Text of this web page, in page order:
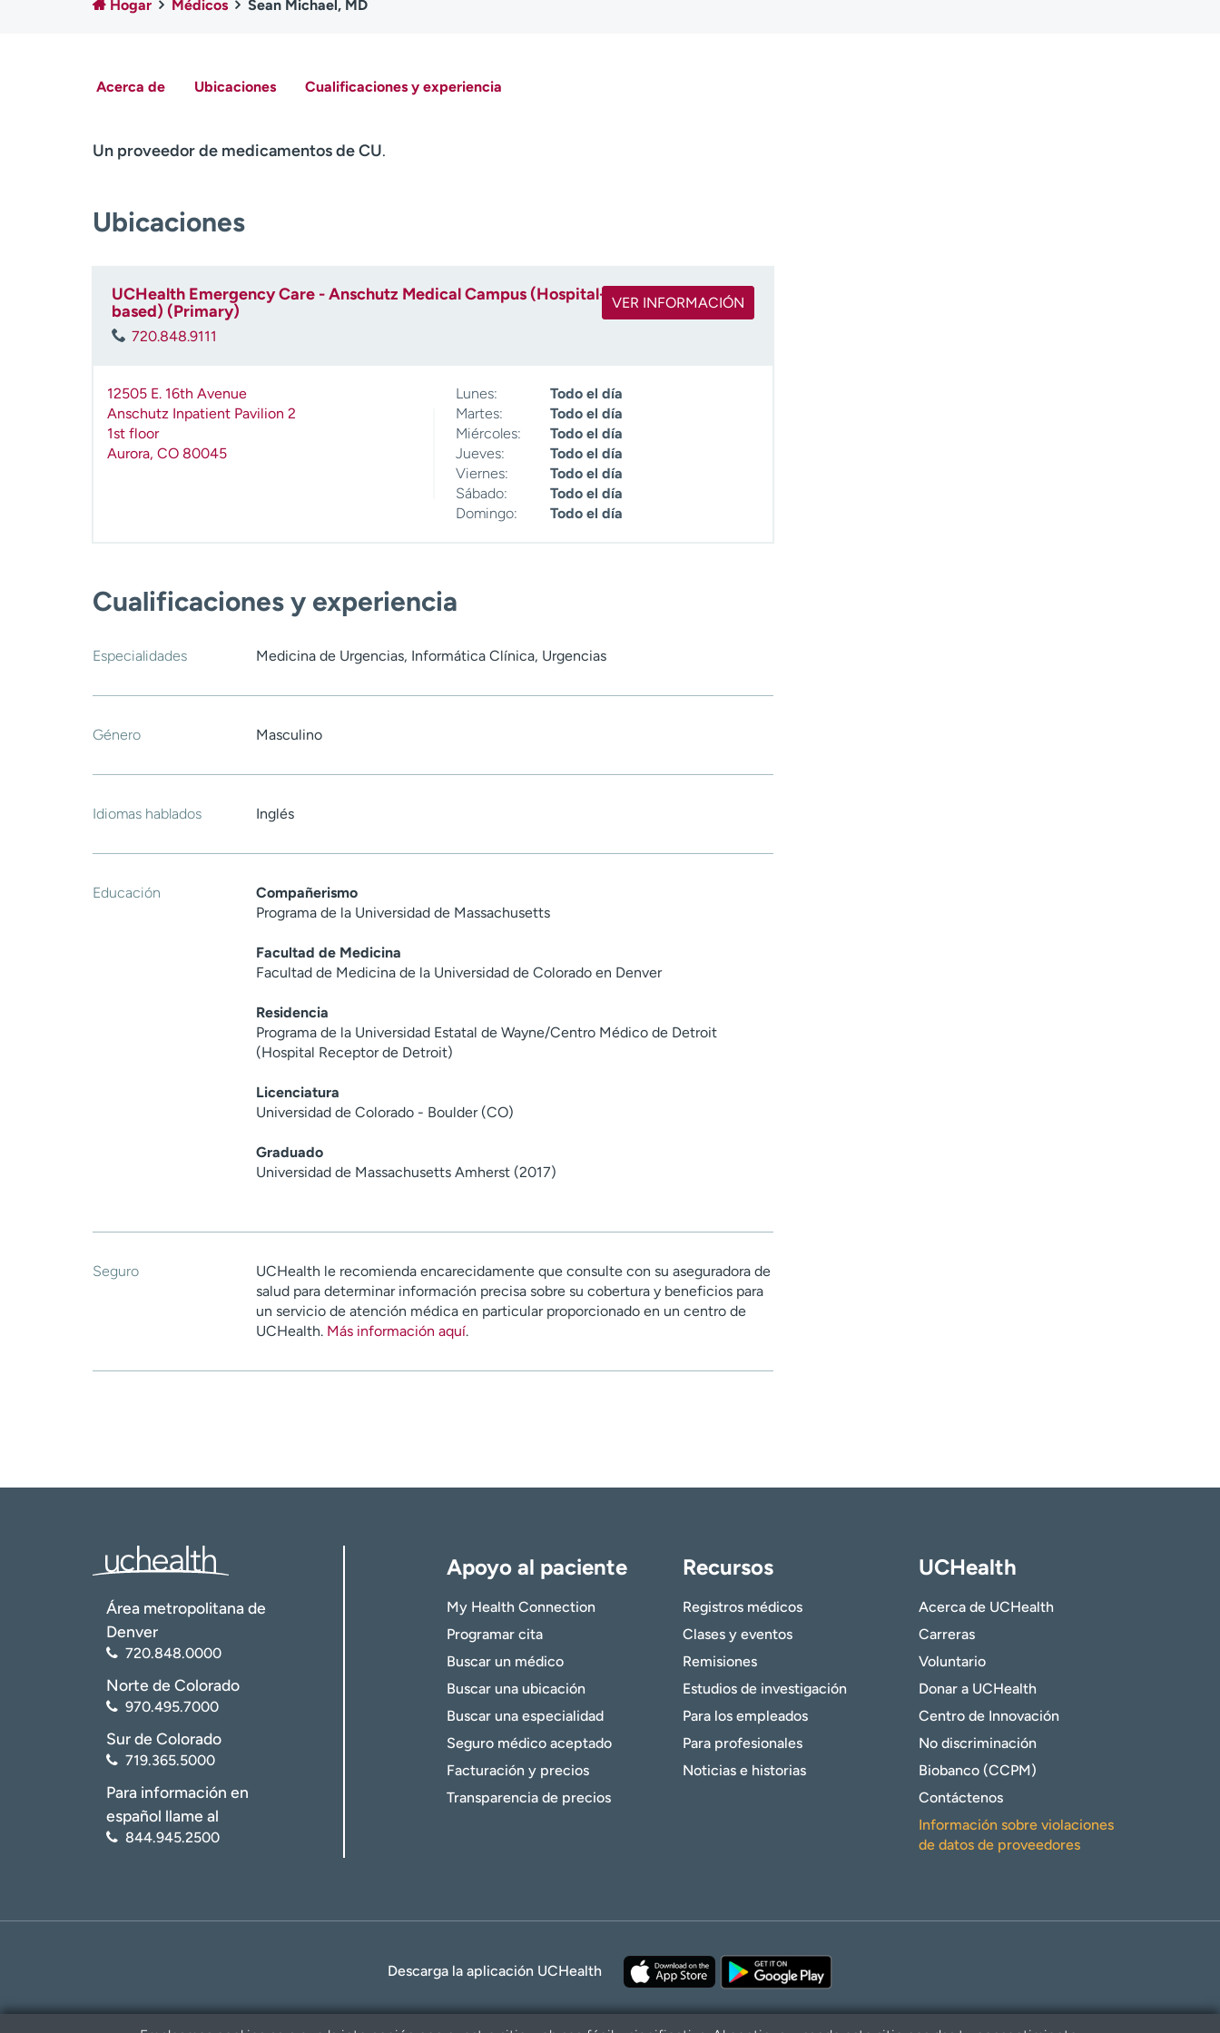
Hogar Médicos Sean Michael, MD
Acerca de Ubicaciones Cualificaciones y experiencia
Un proveedor de medicamentos de CU.
Ubicaciones
UCHealth Emergency Care - Anschutz Medical Campus (Hospital-
based) (Primary)
720.848.9111
VER INFORMACIÓN
12505 E. 16th Avenue
Anschutz Inpatient Pavilion 2
1st floor
Aurora, CO 80045
Lunes:
Todo el día
Martes:
Todo el día
Miércoles:
Todo el día
Jueves:
Todo el día
Viernes:
Todo el día
Sábado:
Todo el día
Domingo:
Todo el día
Cualificaciones y experiencia
Especialidades Medicina de Urgencias, Informática Clínica, Urgencias
Género Masculino
Idiomas hablados Inglés
Educación
Compañerismo
Programa de la Universidad de Massachusetts
Facultad de Medicina
Facultad de Medicina de la Universidad de Colorado en Denver
Residencia
Programa de la Universidad Estatal de Wayne/Centro Médico de Detroit
(Hospital Receptor de Detroit)
Licenciatura
Universidad de Colorado - Boulder (CO)
Graduado
Universidad de Massachusetts Amherst (2017)
Seguro
UCHealth le recomienda encarecidamente que consulte con su aseguradora de
salud para determinar información precisa sobre su cobertura y beneficios para
un servicio de atención médica en particular proporcionado en un centro de
UCHealth. Más información aquí.
Área metropolitana de
Denver
720.848.0000
Norte de Colorado
970.495.7000
Sur de Colorado
719.365.5000
Para información en
español llame al
844.945.2500
Apoyo al paciente
My Health Connection
Programar cita
Buscar un médico
Buscar una ubicación
Buscar una especialidad
Seguro médico aceptado
Facturación y precios
Transparencia de precios
Recursos
Registros médicos
Clases y eventos
Remisiones
Estudios de investigación
Para los empleados
Para profesionales
Noticias e historias
UCHealth
Acerca de UCHealth
Carreras
Voluntario
Donar a UCHealth
Centro de Innovación
No discriminación
Biobanco (CCPM)
Contáctenos
Información sobre violaciones
de datos de proveedores
Descarga la aplicación UCHealth